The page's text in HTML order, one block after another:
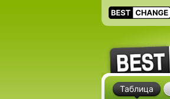
Таблица